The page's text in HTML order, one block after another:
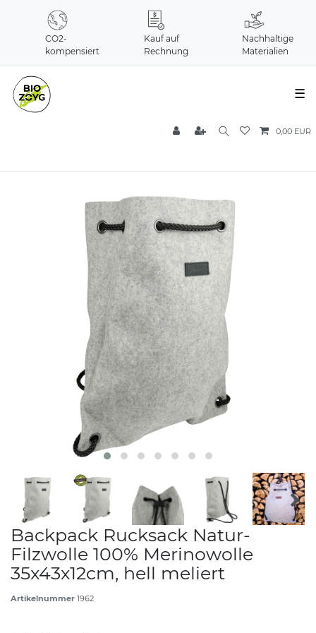
CO2-
kompensiert
Kauf auf
Rechnung
Nachhaltige
Materialien
☰
0,00 EUR
Backpack Rucksack Natur-
Filzwolle 100% Merinowolle
35x43x12cm, hell meliert
Artikelnummer 1962